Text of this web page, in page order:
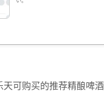
天可购买的推荐精酿啤